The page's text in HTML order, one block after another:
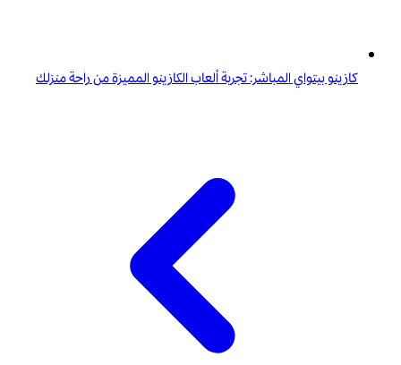
كازينو بيتواي المباشر: تجربة ألعاب الكازينو المميزة من راحة منزلك